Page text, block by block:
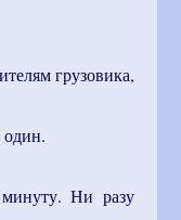
грузовика,
Ни разу